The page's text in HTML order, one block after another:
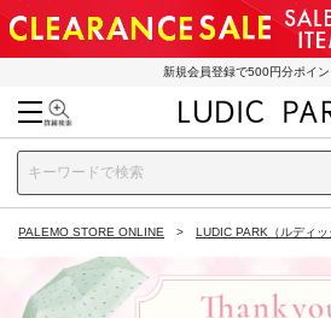
新規会員登録で500円分ポイン
PALEMO STORE ONLINE LUDIC PARK（ルディッ